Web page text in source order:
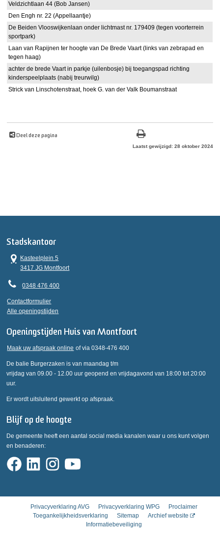
Veldzichtlaan 44 (Bob Jansen)
Den Engh nr. 22 (Appellaantje)
De Beiden Vlooswijkenlaan onder lichtmast nr. 179409 (tegen voorterrein
sportpark)
Laan van Rapijnen ter hoogte van De Brede Vaart (links van zebrapad en
tegen haag)
achter de brede Vaart in parkje (uilenbosje) bij toegangspad richting
kinderspeelplaats (nabij treurwilg)
Strick van Linschotenstraat, hoek G. van der Valk Boumanstraat
Deel deze pagina
Laatst gewijzigd: 28 oktober 2024
Stadskantoor
Kasteelplein 5
3417 JG Montfoort
0348 476 400
Contactformulier
Alle openingstijden
Openingstijden Huis van Montfoort
Maak uw afspraak online of via 0348-476 400
De balie Burgerzaken is van maandag t/m
vrijdag van 09.00 - 12.00 uur geopend en vrijdagavond van 18:00 tot 20:00
uur.
Er wordt uitsluitend gewerkt op afspraak.
Blijf op de hoogte
De gemeente heeft een aantal social media kanalen waar u ons kunt volgen
en benaderen:
Privacyverklaring AVG Privacyverklaring WPG
Proclaimer
Toegankelijkheidsverklaring
Sitemap
Archief website
Informatiebeveiliging